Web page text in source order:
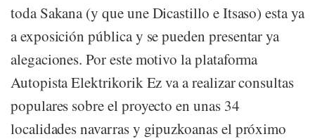
toda Sakana (y que une Dicastillo e Itsaso) esta ya
a exposición pública y se pueden presentar ya
alegaciones. Por este motivo la plataforma
Autopista Elektrikorik Ez va a realizar consultas
populares sobre el proyecto en unas 34
localidades navarras y gipuzkoanas el próximo